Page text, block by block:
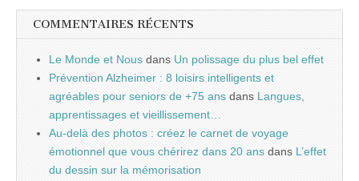
COMMENTAIRES RÉCENTS
Le Monde et Nous dans Un polissage du plus bel effet
Prévention Alzheimer : 8 loisirs intelligents et
agréables pour seniors de +75 ans dans Langues,
apprentissages et vieillissement…
Au-delà des photos : créez le carnet de voyage
émotionnel que vous chérirez dans 20 ans dans L’effet
du dessin sur la mémorisation